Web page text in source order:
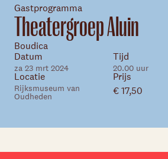
Gastprogramma
Theatergroep Aluin
Boudica
Datum
za 23 mrt 2024
Tijd
20.00 uur
Locatie
Rijksmuseum van
Oudheden
Prijs
€ 17,50